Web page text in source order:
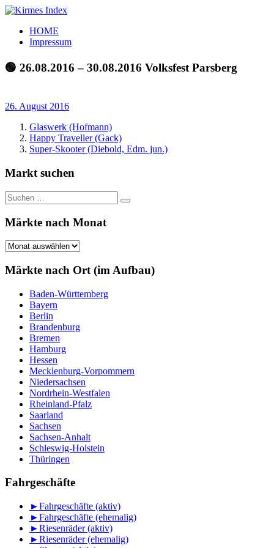
Zum
springen
Kirmes
Index
Tourpläne
der
letzten
HOME
Impressum
🟢 26.08.2016 – 30.08.2016 Volksfest Parsberg
26. August 2016
Glaswerk (Hofmann)
Happy Traveller (Gack)
Super-Skooter (Diebold, Edm. jun.)
Markt suchen
Suchen
nach:
Suchen
Märkte nach Monat
Märkte
Monat
Märkte nach Ort (im Aufbau)
Baden-Württemberg
Bayern
Berlin
Brandenburg
Bremen
Hamburg
Hessen
Mecklenburg-Vorpommern
Niedersachsen
Nordrhein-Westfalen
Rheinland-Pfalz
Saarland
Sachsen
Sachsen-Anhalt
Schleswig-Holstein
Thüringen
Fahrgeschäfte
►Fahrgeschäfte (aktiv)
►Fahrgeschäfte (ehemalig)
►Riesenräder (aktiv)
►Riesenräder (ehemalig)